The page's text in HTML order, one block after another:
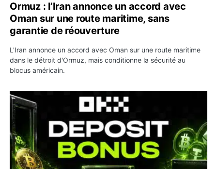
Ormuz : l’Iran annonce un accord avec
Oman sur une route maritime, sans
garantie de réouverture
L'Iran annonce un accord avec Oman sur une route maritime
dans le détroit d'Ormuz, mais conditionne la sécurité au
blocus américain.
OKX relance une campagne Deposit Bonus : jusqu’à 5